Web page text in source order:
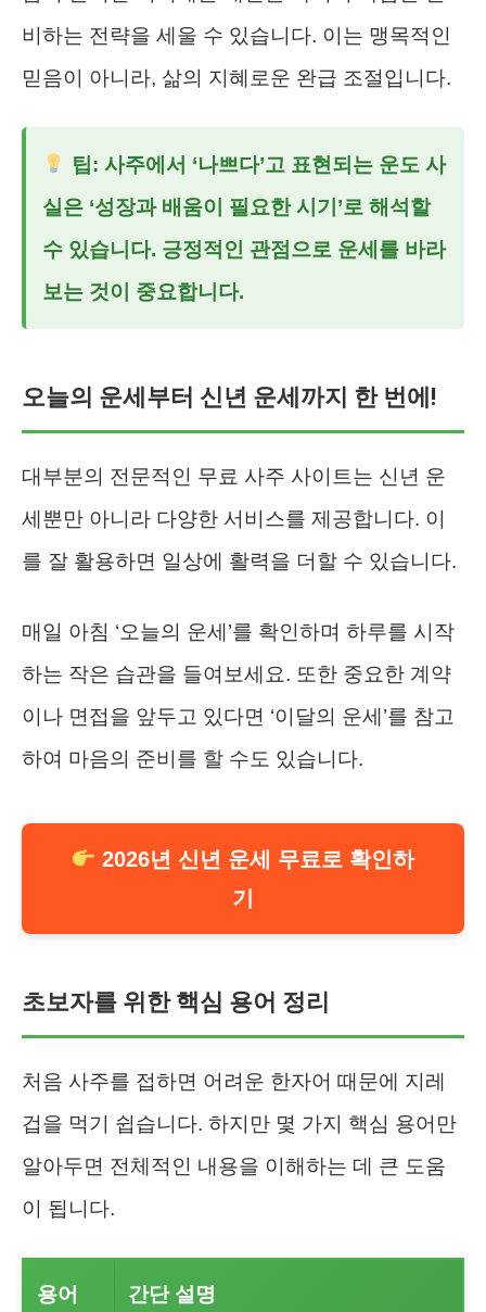
비하는 전략을 세울 수 있습니다. 이는 맹목적인
믿음이 아니라, 삶의 지혜로운 완급 조절입니다.
팁: 사주에서 ‘나쁘다’고 표현되는 운도 사
실은 ‘성장과 배움이 필요한 시기’로 해석할
수 있습니다. 긍정적인 관점으로 운세를 바라
보는 것이 중요합니다.
오늘의 운세부터 신년 운세까지 한 번에!
대부분의 전문적인 무료 사주 사이트는 신년 운
세뿐만 아니라 다양한 서비스를 제공합니다. 이
를 잘 활용하면 일상에 활력을 더할 수 있습니다.
매일 아침 ‘오늘의 운세’를 확인하며 하루를 시작
하는 작은 습관을 들여보세요. 또한 중요한 계약
이나 면접을 앞두고 있다면 ‘이달의 운세’를 참고
하여 마음의 준비를 할 수도 있습니다.
2026년 신년 운세 무료로 확인하
기
초보자를 위한 핵심 용어 정리
처음 사주를 접하면 어려운 한자어 때문에 지레
겁을 먹기 쉽습니다. 하지만 몇 가지 핵심 용어만
알아두면 전체적인 내용을 이해하는 데 큰 도움
이 됩니다.
용어 간단 설명